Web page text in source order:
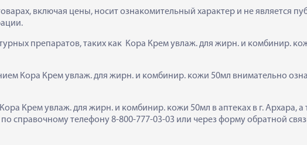
включая цены, носит ознакомительный характер и не является
препаратов, таких как  Кора Крем увлаж. для жирн. и комбинир.
Кора Крем увлаж. для жирн. и комбинир. кожи 50мл внимательно
Крем увлаж. для жирн. и комбинир. кожи 50мл в аптеках в г. Архара,
справочному телефону 8-800-777-03-03 или через форму обратной